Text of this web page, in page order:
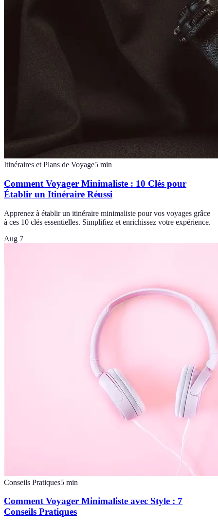
Itinéraires et Plans de Voyage5 min
Comment Voyager Minimaliste : 10 Clés pour
Établir un Itinéraire Réussi
Apprenez à établir un itinéraire minimaliste pour vos voyages grâce
à ces 10 clés essentielles. Simplifiez et enrichissez votre expérience.
Aug 7
Conseils Pratiques5 min
Comment Voyager Minimaliste avec Style : 7
Conseils Pratiques